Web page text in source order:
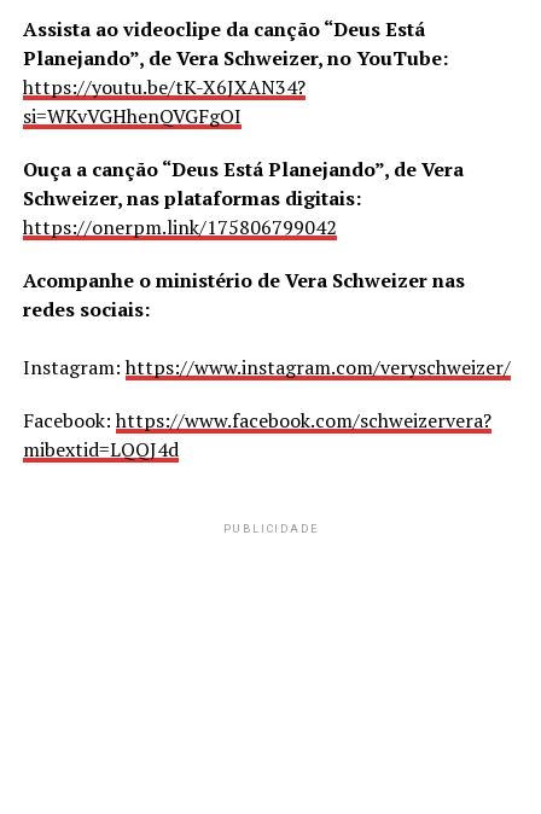
Assista ao videoclipe da canção “Deus Está
Planejando”, de Vera Schweizer, no YouTube:
https://youtu.be/tK-X6JXAN34?
si=WKvVGHhenQVGFgOI
Ouça a canção “Deus Está Planejando”, de Vera
Schweizer, nas plataformas digitais:
https://onerpm.link/175806799042
Acompanhe o ministério de Vera Schweizer nas
redes sociais:
Instagram:https://www.instagram.com/veryschweizer/
Facebook:https://www.facebook.com/schweizervera?
mibextid=LQQJ4d
PUBLICIDADE